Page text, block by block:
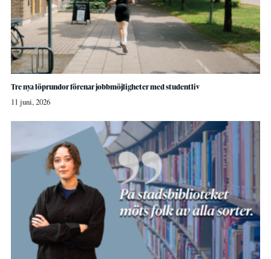
Tre nya löprundor förenar jobbmöjligheter med studentliv
11 juni, 2026